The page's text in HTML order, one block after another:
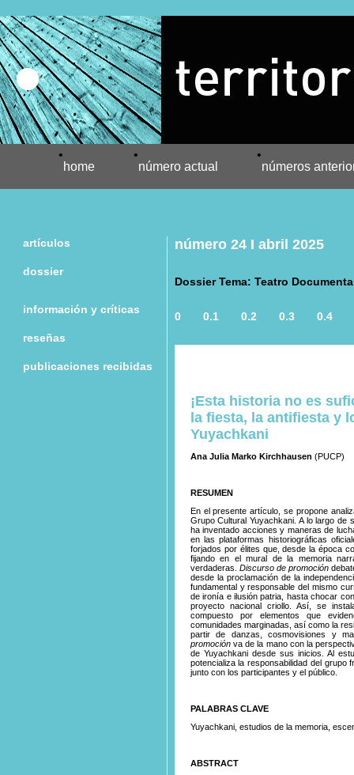
•
home
•
número actual
•
números
artículos
dossier
información y críticas
reseñas
publicaciones recibidas
número 24 I abril 2025
Dossier Tema: Teatro
0 0.1 0.2 0.3 0.4
¡Esta historia no es
la fiesta, la antifiesta y
Yuyachkani
Ana Julia Marko Kirchhausen (PUCP)
RESUMEN
En el presente artículo, se propone
Grupo Cultural Yuyachkani. A lo largo
ha inventado acciones y maneras de
en las plataformas historiográficas
forjados por élites que, desde la época
fijando en el mural de la memoria
verdaderas. Discurso de promoción
desde la proclamación de la
fundamental y responsable del mismo
de ironía e ilusión patria, hasta chocar
proyecto nacional criollo. Así, se
compuesto por elementos que
comunidades marginadas, así como la
partir de danzas, cosmovisiones y
promociónva de la mano con la
de Yuyachkani desde sus inicios. Al
potencializa la responsabilidad del grupo
junto con los participantes y el público.
PALABRAS CLAVE
Yuyachkani, estudios de la memoria,
ABSTRACT